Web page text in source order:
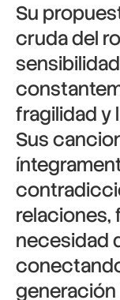
Su
cruda del
fragilidad y
Sus
relaciones,
necesidad